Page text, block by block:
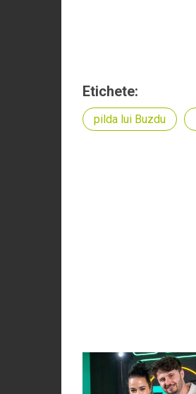
Etichete:
pilda lui Buzdu